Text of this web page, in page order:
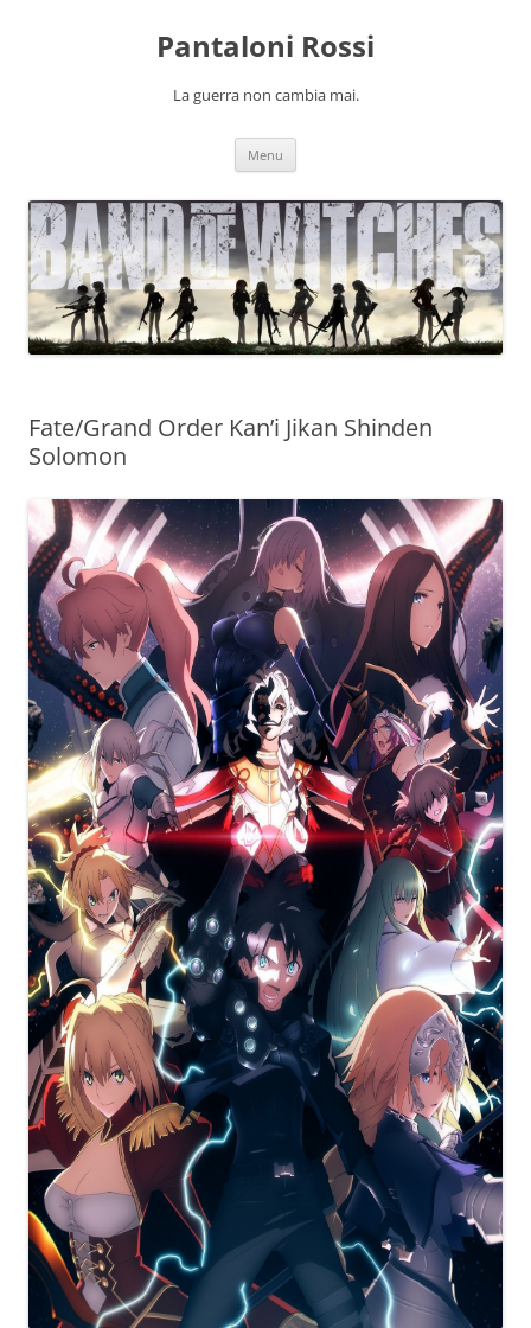
Pantaloni Rossi
La guerra non cambia mai.
Menu
Fate/Grand Order Kan’i Jikan Shinden
Solomon